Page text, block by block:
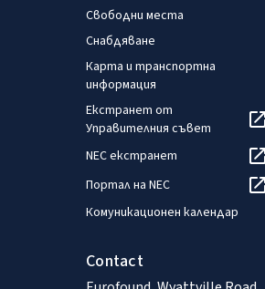
Свободни места
Снабдяване
Карта и транспортна
информация
Екстранет от
Управителния съвет
NEC екстранет
Портал на NEC
Комуникационен календар
Contact